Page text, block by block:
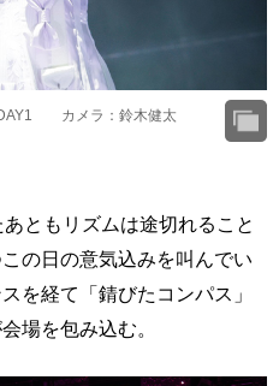
DAY1 カメラ：鈴木健太
ともリズムは途切れること
の日の意気込みを叫んでい
を経て「錆びたコンパス」
場を包み込む。